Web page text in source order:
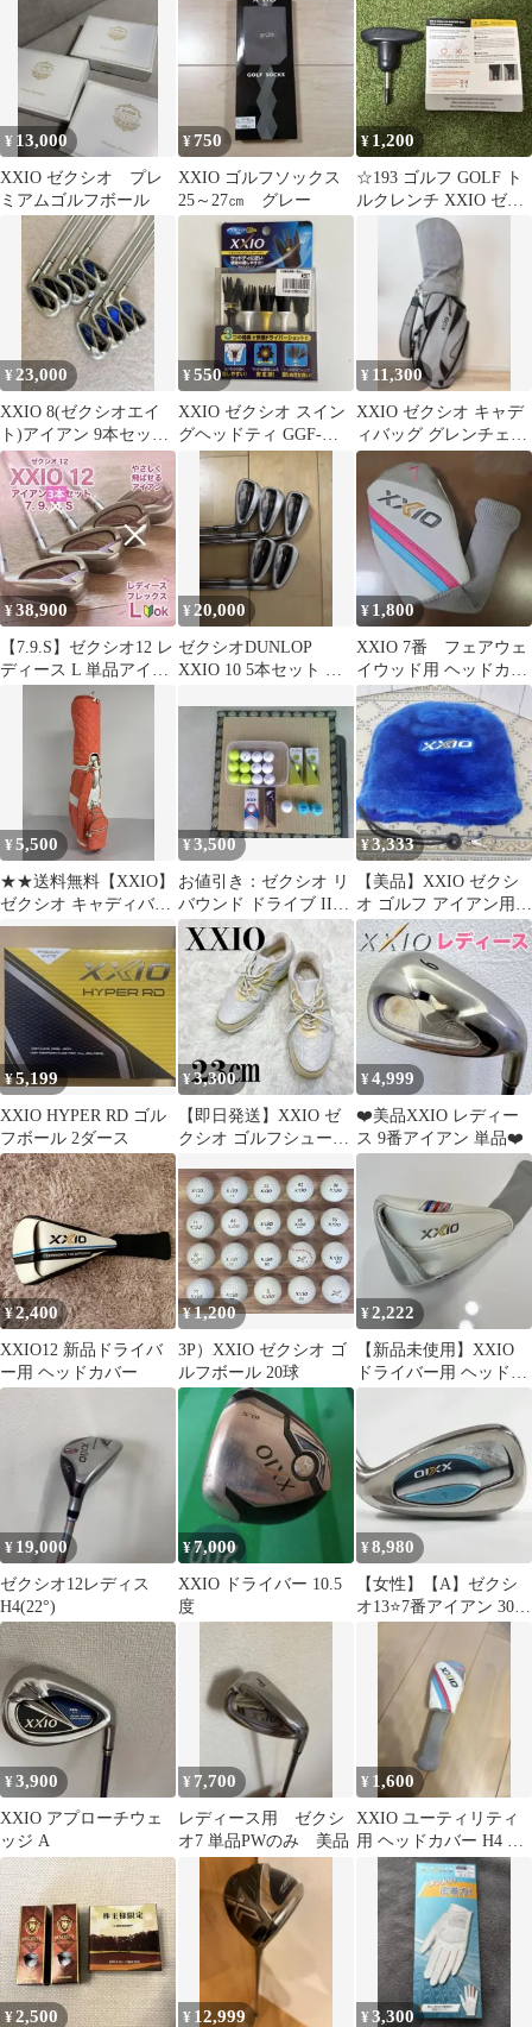
¥ 13,000
XXIO ゼクシオ プレ
ミアムゴルフボール
¥750
XXIO ゴルフソックス
25～27㎝ グレー
¥1,200
☆193 ゴルフ GOLF ト
ルクレンチ XXIO ゼク
¥23,000
XXIO 8(ゼクシオエイ
ト)アイアン 9本セット
（4〜9, P, A, S）
¥550
XXIO ゼクシオ スイン
グヘッドティ GGF-
06110 ゴルフティー
¥ 11,300
XXIO ゼクシオ キャデ
ィバッグ グレンチェッ
ク 9.5型 4分割 ダンロ
ップ
¥38,900
【7.9.S】ゼクシオ12 レ
ディース L 単品アイア
ン 3本 XXIO12
¥ 20,000
ゼクシオDUNLOP
XXIO 10 5本セット ア
¥ 1,800
XXIO 7番 フェアウェ
イウッド用 ヘッドカバ
ー
¥5,500
★★送料無料【XXIO】
ゼクシオ キャディバッ
グ ゴルフバッグ レディ
ース キルティング ピン
ク
¥3,500
お値引き：ゼクシオ リ
バウンド ドライブ II
ゴルフボールセット
¥3,333
【美品】XXIO ゼクシ
オ ゴルフ アイアン用
ヘッドカバー ブルー フ
ァー素材
¥5,199
XXIO HYPER RD ゴル
フボール 2ダース
¥3,300
【即日発送】XXIO ゼ
クシオ ゴルフシューズ
イト
¥4,999
❤️美品XXIO レディー
ス 9番アイアン 単品❤️
¥2,400
XXIO12 新品ドライバ
ー用 ヘッドカバー
¥1,200
3P）XXIO ゼクシオ ゴ
ルフボール 20球
¥2,222
【新品未使用】XXIO
ドライバー用 ヘッドカ
¥ 19,000
ゼクシオ12レディス
H4(22°)
¥7,000
XXIO ドライバー 10.5
度
¥8,980
【女性】【A】ゼクシ
オ13⭐7番アイアン 30°
MP1300Lカーボン
¥3,900
XXIO アプローチウェ
ッジ A
¥ 7,700
レディース用 ゼクシ
オ7 単品PWのみ 美品
¥ 1,600
XXIO ユーティリティ
用 ヘッドカバー H4 ゼ
¥2,500 ¥ 12,999 ¥3,300